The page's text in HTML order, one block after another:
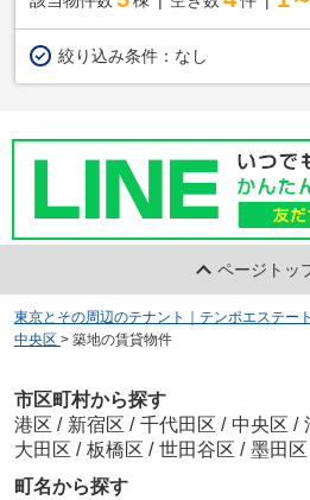
絞り込み条件： なし
ページトッ
東京とその周辺のテナント｜テンポエステート
中央区 > 築地の賃貸物件
市区町村から探す
港区 / 新宿区 / 千代田区 / 中央区 /
大田区 / 板橋区 / 世田谷区 / 墨田区
町名から探す